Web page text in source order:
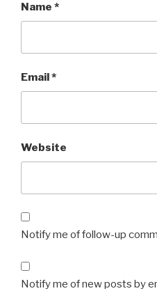
Name *
Email*
Website
Notify me of follow-up
Notify me of new posts by